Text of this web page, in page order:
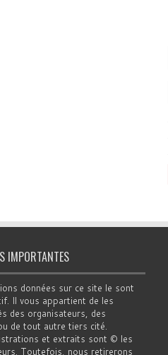
IMPORTANTES
données sur ce site le sont
Il vous appartient de les
des organisateurs, des
de tout autre tiers cité.
et extraits sont © les
Toutefois, nous retirerons